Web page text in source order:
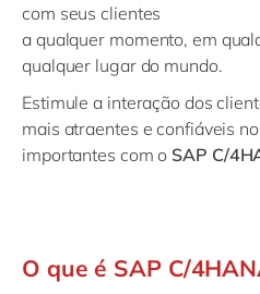
com seus clientes
a qualquer momento, em
qualquer lugar do mundo.
Estimule a interação dos
mais atraentes e confiáveis
importantes com o SAP C/
O que é SAP C/